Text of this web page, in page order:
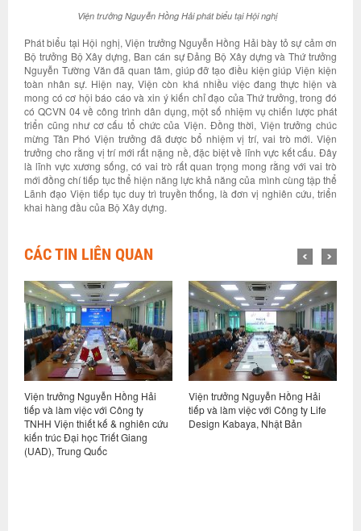
Viện trưởng Nguyễn Hồng Hải phát biểu tại Hội nghị
Phát biểu tại Hội nghị, Viện trưởng Nguyễn Hồng Hải bày tỏ sự cảm ơn
Bộ trưởng Bộ Xây dựng, Ban cán sự Đảng Bộ Xây dựng và Thứ trưởng
Nguyễn Tường Văn đã quan tâm, giúp đỡ tạo điều kiện giúp Viện kiện
toàn nhân sự. Hiện nay, Viện còn khá nhiều việc đang thực hiện và
mong có cơ hội báo cáo và xin ý kiến chỉ đạo của Thứ trưởng, trong đó
có QCVN 04 về công trình dân dụng, một số nhiệm vụ chiến lược phát
triển cũng như cơ cấu tổ chức của Viện. Đồng thời, Viện trưởng chúc
mừng Tân Phó Viện trưởng đã được bổ nhiệm vị trí, vai trò mới. Viện
trưởng cho rằng vị trí mới rất nặng nề, đặc biệt về lĩnh vực kết cấu. Đây
là lĩnh vực xương sống, có vai trò rất quan trọng mong rằng với vai trò
mới đồng chí tiếp tục thể hiện năng lực khả năng của mình cùng tập thể
Lãnh đạo Viện tiếp tục duy trì truyền thống, là đơn vị nghiên cứu, triển
khai hàng đầu của Bộ Xây dựng.
CÁC TIN LIÊN QUAN
Hồng Hải
Công ty
& nghiên cứu
Triết Giang
Viện trưởng Nguyễn Hồng Hải
tiếp và làm việc với Công ty Life
Design Kabaya, Nhật Bản
Hội thảo khoa học
phát thải các-bon thấp
hướng và giải pháp